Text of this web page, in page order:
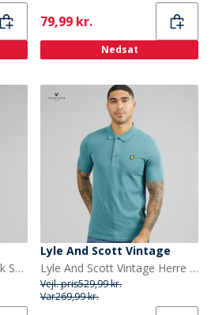
Current
79,99 kr.
Nedsat
adidas Herre Tiro 23 Track Sport træningstrøjer Flade
Lyle And Scott Vintage
Lyle And Scott Vintage Herre Poloskjorte Blue Storm
Vejl. pris529,99 kr.
Var269,99 kr.